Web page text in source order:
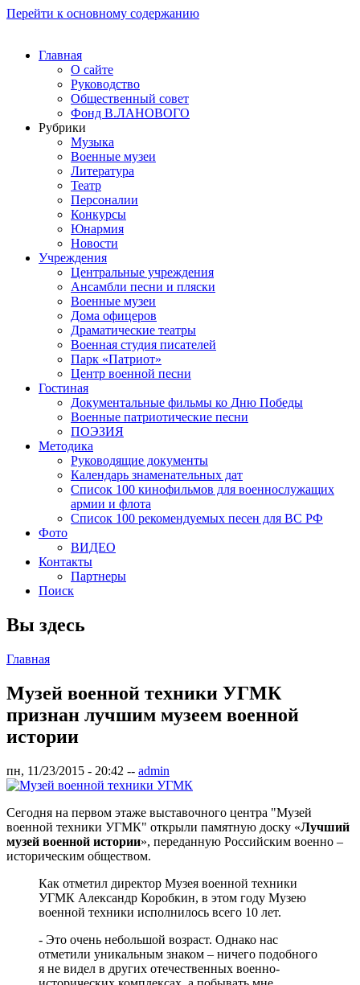
Перейти к основному содержанию
Главная
О сайте
Руководство
Общественный совет
Фонд В.ЛАНОВОГО
Рубрики
Музыка
Военные музеи
Литература
Театр
Персоналии
Конкурсы
Юнармия
Новости
Учреждения
Центральные учреждения
Ансамбли песни и пляски
Военные музеи
Дома офицеров
Драматические театры
Военная студия писателей
Парк «Патриот»
Центр военной песни
Гостиная
Документальные фильмы ко Дню Победы
Военные патриотические песни
ПОЭЗИЯ
Методика
Руководящие документы
Календарь знаменательных дат
Список 100 кинофильмов для военнослужащих
армии и флота
Список 100 рекомендуемых песен для ВС РФ
Фото
ВИДЕО
Контакты
Партнеры
Поиск
Вы здесь
Главная
Музей военной техники УГМК
признан лучшим музеем военной
истории
пн, 11/23/2015 - 20:42 -- admin
Сегодня на первом этаже выставочного центра "Музей
военной техники УГМК" открыли памятную доску «Лучший
музей военной истории», переданную Российским военно –
историческим обществом.
Как отметил директор Музея военной техники
УГМК Александр Коробкин, в этом году Музею
военной техники исполнилось всего 10 лет.
- Это очень небольшой возраст. Однако нас
отметили уникальным знаком – ничего подобного
я не видел в других отечественных военно-